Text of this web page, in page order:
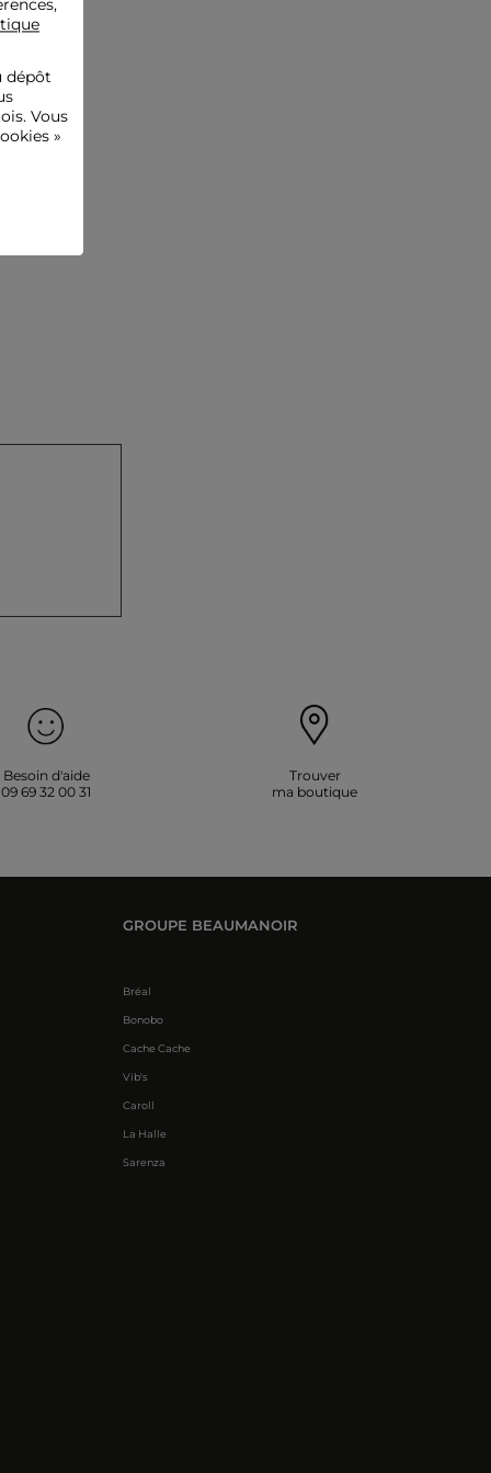
Besoin d'aide
09 69 32 00 31
Trouver
ma boutique
GROUPE BEAUMANOIR
Bréal
Bonobo
Cache Cache
Vib's
Caroll
La Halle
Sarenza
dépôt
Vous
»